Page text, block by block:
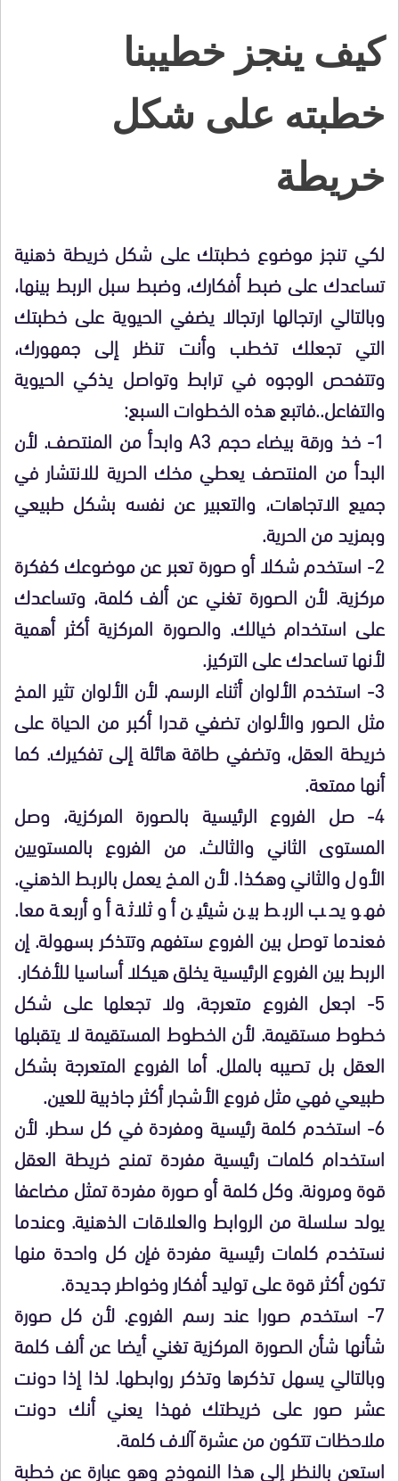
كيف ينجز خطيبنا
خطبته على شكل
خريطة
لكي تنجز موضوع خطبتك على شكل خريطة ذهنية
تساعدك على ضبط أفكارك، وضبط سبل الربط بينها،
وبالتالي ارتجالها ارتجالا يضفي الحيوية على خطبتك
التي تجعلك تخطب وأنت تنظر إلى جمهورك،
وتتفحص الوجوه في ترابط وتواصل يذكي الحيوية
والتفاعل..فاتبع هذه الخطوات السبع:
1- خذ ورقة بيضاء حجم A3 وابدأ من المنتصف. لأن
البدأ من المنتصف يعطي مخك الحرية للانتشار في
جميع الاتجاهات، والتعبير عن نفسه بشكل طبيعي
وبمزيد من الحرية.
2- استخدم شكلا أو صورة تعبر عن موضوعك كفكرة
مركزية. لأن الصورة تغني عن ألف كلمة، وتساعدك
على استخدام خيالك. والصورة المركزية أكثر أهمية
لأنها تساعدك على التركيز.
3- استخدم الألوان أثناء الرسم. لأن الألوان تثير المخ
مثل الصور والألوان تضفي قدرا أكبر من الحياة على
خريطة العقل، وتضفي طاقة هائلة إلى تفكيرك. كما
أنها ممتعة.
4- صل الفروع الرئيسية بالصورة المركزية، وصل
المستوى الثاني والثالث. من الفروع بالمستويين
الأول والثاني وهكذا. لأن المخ يعمل بالربط الذهني.
فهو يحب الربط بين شيئين أو ثلاثة أو أربعة معا.
فعندما توصل بين الفروع ستفهم وتتذكر بسهولة. إن
الربط بين الفروع الرئيسية يخلق هيكلا أساسيا للأفكار.
5- اجعل الفروع متعرجة، ولا تجعلها على شكل
خطوط مستقيمة. لأن الخطوط المستقيمة لا يتقبلها
العقل بل تصيبه بالملل. أما الفروع المتعرجة بشكل
طبيعي فهي مثل فروع الأشجار أكثر جاذبية للعين.
6- استخدم كلمة رئيسية ومفردة في كل سطر. لأن
استخدام كلمات رئيسية مفردة تمنح خريطة العقل
قوة ومرونة. وكل كلمة أو صورة مفردة تمثل مضاعفا
يولد سلسلة من الروابط والعلاقات الذهنية. وعندما
نستخدم كلمات رئيسية مفردة فإن كل واحدة منها
تكون أكثر قوة على توليد أفكار وخواطر جديدة.
7- استخدم صورا عند رسم الفروع. لأن كل صورة
شأنها شأن الصورة المركزية تغني أيضا عن ألف كلمة
وبالتالي يسهل تذكرها وتذكر روابطها. لذا إذا دونت
عشر صور على خريطتك فهذا يعني أنك دونت
ملاحظات تتكون من عشرة آلاف كلمة.
استعن بالنظر إلى هذا النموذج وهو عبارة عن خطبة